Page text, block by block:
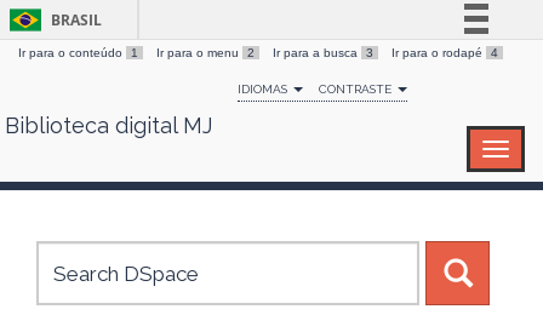
Skip
BRASIL
Simplifique!
Comunica BR
Canais
Ir para o conteúdo 1 Ir para o menu 2 Ir para a busca 3 Ir para o rodapé 4
IDIOMAS CONTRASTE
Biblioteca digital MJ